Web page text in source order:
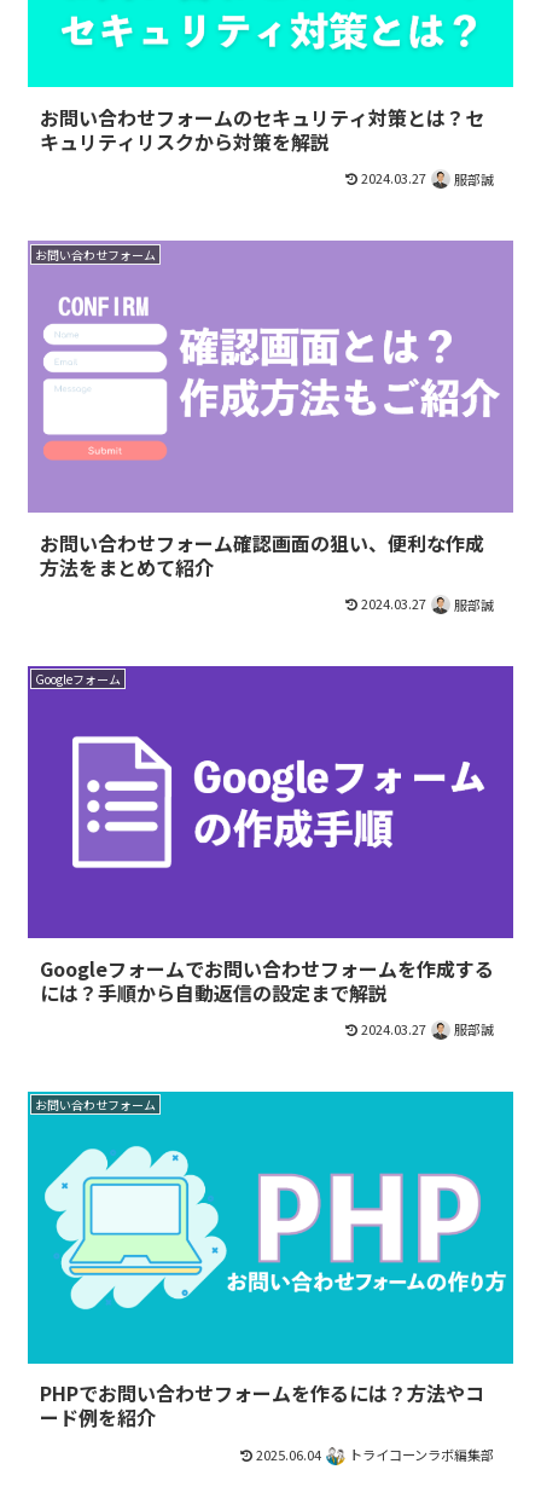
お問い合わせフォームのセキュリティ対策とは？セ
キュリティリスクから対策を解説
2024.03.27 服部誠
お問い合わせフォーム
お問い合わせフォーム確認画面の狙い、便利な作成
方法をまとめて紹介
2024.03.27 服部誠
Googleフォーム
Googleフォームでお問い合わせフォームを作成する
には？手順から自動返信の設定まで解説
2024.03.27 服部誠
お問い合わせフォーム
PHPでお問い合わせフォームを作るには？方法やコ
ード例を紹介
2025.06.04 トライコーンラボ編集部